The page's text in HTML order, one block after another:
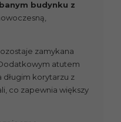
budynku z
zamykana
atutem
długim korytarzu z
co zapewnia większy